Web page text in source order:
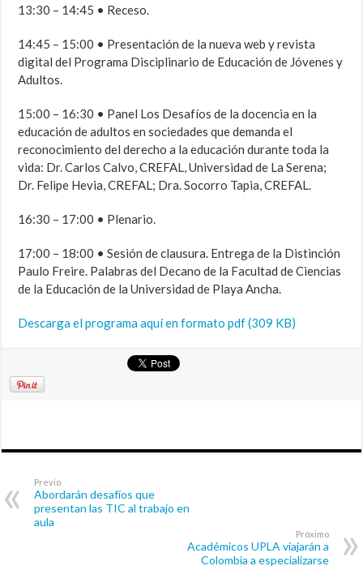
13:30 – 14:45 • Receso.
14:45 – 15:00 • Presentación de la nueva web y revista
digital del Programa Disciplinario de Educación de Jóvenes y
Adultos.
15:00 – 16:30 • Panel Los Desafíos de la docencia en la
educación de adultos en sociedades que demanda el
reconocimiento del derecho a la educación durante toda la
vida: Dr. Carlos Calvo, CREFAL, Universidad de La Serena;
Dr. Felipe Hevia, CREFAL; Dra. Socorro Tapia, CREFAL.
16:30 – 17:00 • Plenario.
17:00 – 18:00 • Sesión de clausura. Entrega de la Distinción
Paulo Freire. Palabras del Decano de la Facultad de Ciencias
de la Educación de la Universidad de Playa Ancha.
Descarga el programa aquí en formato pdf (309 KB)
Previo
Abordarán desafíos que
presentan las TIC al trabajo en
aula
Próximo
Académicos UPLA viajarán a
Colombia a especializarse